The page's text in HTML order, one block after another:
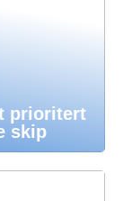
prioritert
skip